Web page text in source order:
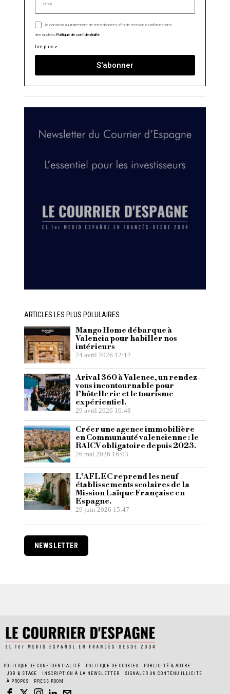
Je consens au traitement de mes données afin de recevoir les informations
demandées.Politique de confidentialité
lire plus >
S'abonner
ARTICLES LES PLUS POLULAIRES
Mango Home débarque à
Valencia pour habiller nos
intérieurs
24 avril 2026 12:12
Arival 360 à Valence, un rendez-
vous incontournable pour
l’hôtellerie et le tourisme
expérientiel.
29 avril 2026 16:48
Créer une agence immobilière
en Communauté valencienne : le
RAICV obligatoire depuis 2023.
26 mai 2026 16:03
L’AFLEC reprend les neuf
établissements scolaires de la
Mission Laïque Française en
Espagne.
29 juin 2026 15:47
NEWSLETTER
POLITIQUE DE CONFIDENTIALITÉ POLITIQUE DE COOKIES
PUBLICITÉ & AUTRE
JOB & STAGE
INSCRIPTION À LA NEWSLETTER
SIGNALER UN CONTENU ILLICITE
À PROPOS
PRESS ROOM